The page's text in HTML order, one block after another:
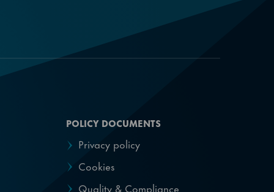
POLICY DOCUMENTS
Privacy policy
Cookies
Quality & Compliance